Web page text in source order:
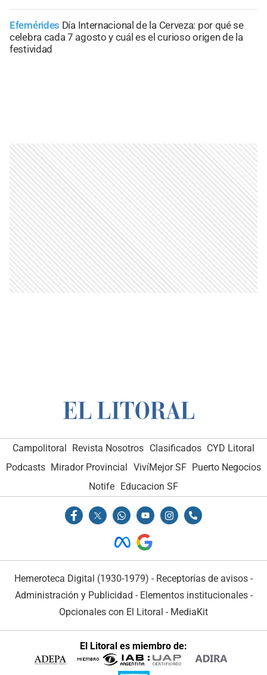
Efemérides Día Internacional de la Cerveza: por qué se
celebra cada 7 agosto y cuál es el curioso origen de la
festividad
Campolitoral Revista Nosotros Clasificados CYD Litoral
Podcasts Mirador Provincial VivíMejor SF Puerto Negocios
Notife Educacion SF
Hemeroteca Digital (1930-1979) - Receptorías de avisos -
Administración y Publicidad - Elementos institucionales-
Opcionales con El Litoral - MediaKit
El Litoral es miembro de: